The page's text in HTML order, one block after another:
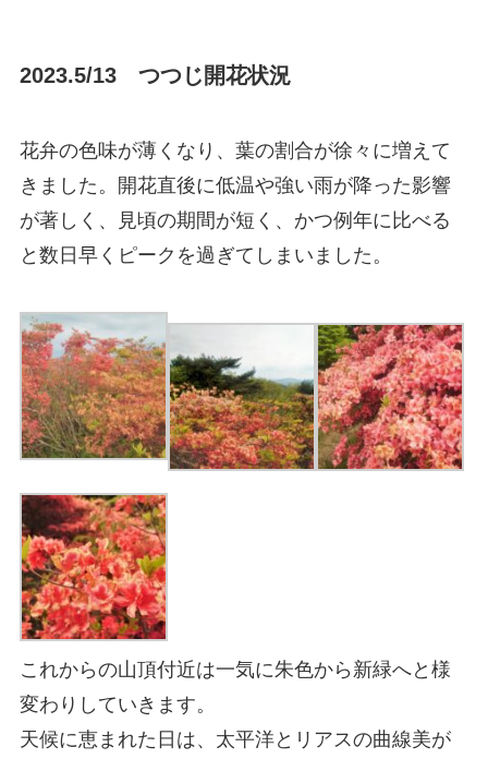
2023.5/13 つつじ開花状況
花弁の色味が薄くなり、葉の割合が徐々に増えて
きました。開花直後に低温や強い雨が降った影響
が著しく、見頃の期間が短く、かつ例年に比べる
と数日早くピークを過ぎてしまいました。
これからの山頂付近は一気に朱色から新緑へと様
変わりしていきます。
天候に恵まれた日は、太平洋とリアスの曲線美が